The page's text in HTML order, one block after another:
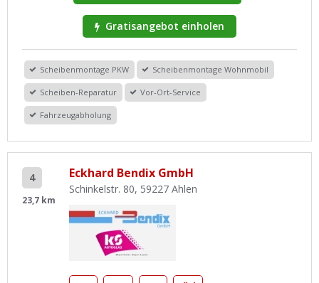
Gratisangebot einholen
Scheibenmontage PKW Scheibenmontage Wohnmobil
Scheiben-Reparatur Vor-Ort-Service
Fahrzeugabholung
4
23,7 km
Eckhard Bendix GmbH
Schinkelstr. 80, 59227 Ahlen